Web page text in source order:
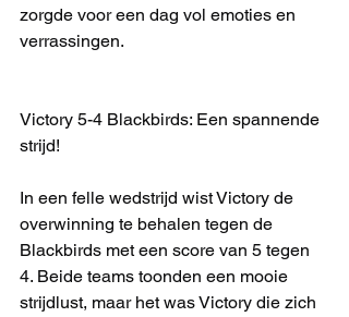
zorgde voor een dag vol emoties en
verrassingen.
Victory 5-4 Blackbirds: Een spannende
strijd!
In een felle wedstrijd wist Victory de
overwinning te behalen tegen de
Blackbirds met een score van 5 tegen
4. Beide teams toonden een mooie
strijdlust, maar het was Victory die zich